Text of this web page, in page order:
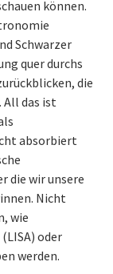
können.
Schwarzer
quer durchs
die
All das ist
absorbiert
die wir unsere
Nicht
wie
oder
werden.